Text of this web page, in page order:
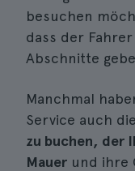
besuchen
dass der
Abschnitte
Manchmal
Service auch
zu buchen, der
Mauer und ihre